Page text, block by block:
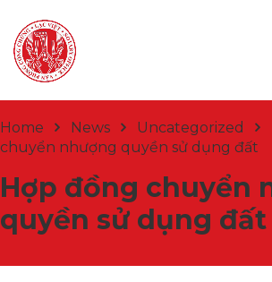
Home News Uncategorized
chuyển nhượng quyền sử dụng đất
Hợp đồng chuyển
quyền sử dụng đất